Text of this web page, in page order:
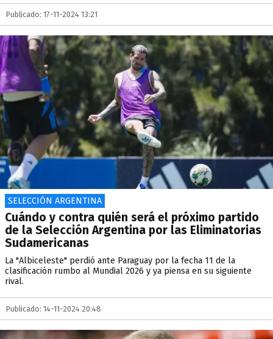
Publicado: 17-11-2024 13:21
SELECCIÓN ARGENTINA
Cuándo y contra quién será el próximo partido
de la Selección Argentina por las Eliminatorias
Sudamericanas
La "Albiceleste" perdió ante Paraguay por la fecha 11 de la
clasificación rumbo al Mundial 2026 y ya piensa en su siguiente
rival.
Publicado: 14-11-2024 20:48